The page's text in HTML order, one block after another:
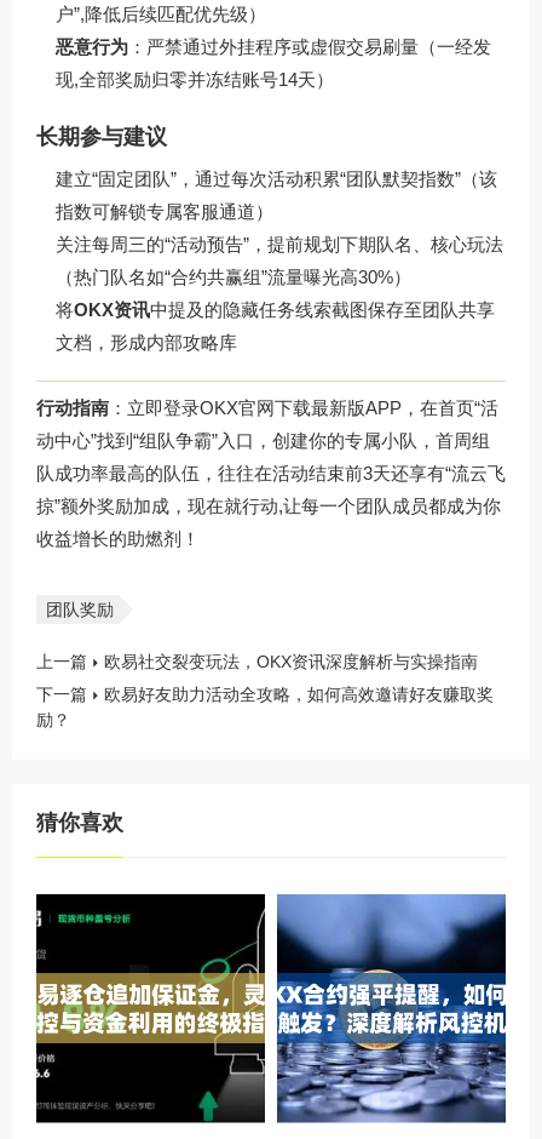
户”,降低后续匹配优先级）
恶意行为 ：严禁通过外挂程序或虚假交易刷量（一经发
现,全部奖励归零并冻结账号14天）
长期参与建议
建立“固定团队”，通过每次活动积累“团队默契指数”（该
指数可解锁专属客服通道）
关注每周三的“活动预告”，提前规划下期队名、核心玩法
（热门队名如“合约共赢组”流量曝光高30%）
将OKX资讯中提及的隐藏任务线索截图保存至团队共享
文档，形成内部攻略库
行动指南 ：立即登录OKX官网下载最新版APP，在首页“活
动中心”找到“组队争霸”入口，创建你的专属小队，首周组
队成功率最高的队伍，往往在活动结束前3天还享有“流云飞
掠”额外奖励加成，现在就行动,让每一个团队成员都成为你
收益增长的助燃剂！
团队奖励
上一篇
欧易社交裂变玩法，OKX资讯深度解析与实操指南
下一篇
欧易好友助力活动全攻略，如何高效邀请好友赚取奖
励？
猜你喜欢